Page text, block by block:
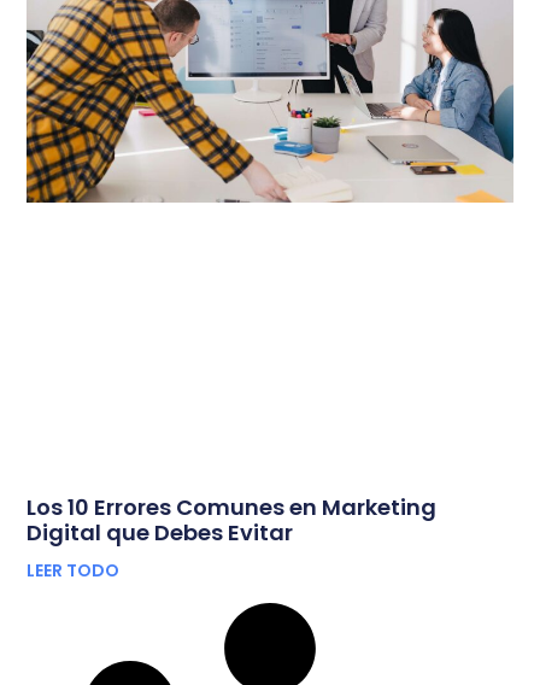
Los 10 Errores Comunes en Marketing
Digital que Debes Evitar
LEER TODO